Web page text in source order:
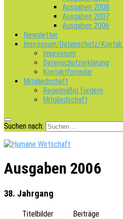
Ausgaben 2008
Ausgaben 2007
Ausgaben 2006
Newsletter
Impressum/Datenschutz/
Impressum
Datenschutzerklärung
Kontaktformular
Mitgliedschaft
Regelmäßig fördern
Mitgliedschaft
Suchen nach:
Ausgaben 2006
38. Jahrgang
Titel­bil­der Beiträ­ge